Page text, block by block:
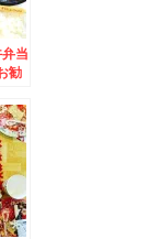
当
勧
タ